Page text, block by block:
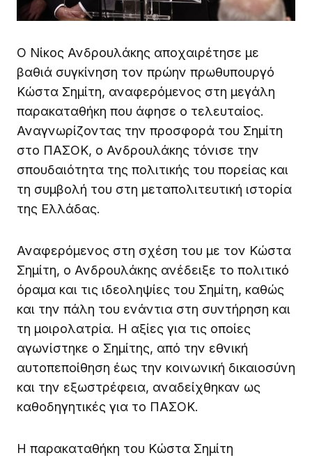
Ο Νίκος Ανδρουλάκης αποχαιρέτησε με
βαθιά συγκίνηση τον πρώην πρωθυπουργό
Κώστα Σημίτη, αναφερόμενος στη μεγάλη
παρακαταθήκη που άφησε ο τελευταίος.
Αναγνωρίζοντας την προσφορά του Σημίτη
στο ΠΑΣΟΚ, ο Ανδρουλάκης τόνισε την
σπουδαιότητα της πολιτικής του πορείας και
τη συμβολή του στη μεταπολιτευτική ιστορία
της Ελλάδας.
Αναφερόμενος στη σχέση του με τον Κώστα
Σημίτη, ο Ανδρουλάκης ανέδειξε το πολιτικό
όραμα και τις ιδεοληψίες του Σημίτη, καθώς
και την πάλη του ενάντια στη συντήρηση και
τη μοιρολατρία. Η αξίες για τις οποίες
αγωνίστηκε ο Σημίτης, από την εθνική
αυτοπεποίθηση έως την κοινωνική δικαιοσύνη
και την εξωστρέφεια, αναδείχθηκαν ως
καθοδηγητικές για το ΠΑΣΟΚ.
Η παρακαταθήκη του Κώστα Σημίτη